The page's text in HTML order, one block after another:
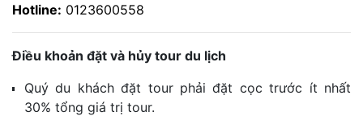
Hotline: 0123600558
Điều khoản đặt và hủy tour du lịch
Quý du khách đặt tour phải đặt cọc trước ít nhất
30% tổng giá trị tour.